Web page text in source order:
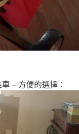
– 方便的選擇︰